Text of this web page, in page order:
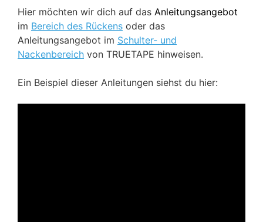
Hier möchten wir dich auf das Anleitungsangebot
im Bereich des Rückens oder das
Anleitungsangebot im Schulter- und
Nackenbereich von TRUETAPE hinweisen.
Ein Beispiel dieser Anleitungen siehst du hier: